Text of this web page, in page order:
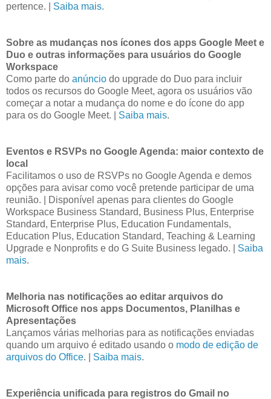
pertence. | Saiba mais.
Sobre as mudanças nos ícones dos apps Google Meet e
Duo e outras informações para usuários do Google
Workspace
Como parte do anúncio do upgrade do Duo para incluir
todos os recursos do Google Meet, agora os usuários vão
começar a notar a mudança do nome e do ícone do app
para os do Google Meet. | Saiba mais.
Eventos e RSVPs no Google Agenda: maior contexto de
local
Facilitamos o uso de RSVPs no Google Agenda e demos
opções para avisar como você pretende participar de uma
reunião. | Disponível apenas para clientes do Google
Workspace Business Standard, Business Plus, Enterprise
Standard, Enterprise Plus, Education Fundamentals,
Education Plus, Education Standard, Teaching & Learning
Upgrade e Nonprofits e do G Suite Business legado. | Saiba
mais.
Melhoria nas notificações ao editar arquivos do
Microsoft Office nos apps Documentos, Planilhas e
Apresentações
Lançamos várias melhorias para as notificações enviadas
quando um arquivo é editado usando o modo de edição de
arquivos do Office. | Saiba mais.
Experiência unificada para registros do Gmail no